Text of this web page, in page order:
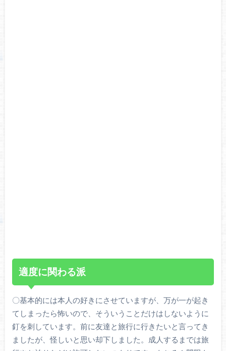
適度に関わる派
〇基本的には本人の好きにさせていますが、万が一が起き
てしまったら怖いので、そういうことだけはしないように
釘を刺しています。前に友達と旅行に行きたいと言ってき
ましたが、怪しいと思い却下しました。成人するまでは旅